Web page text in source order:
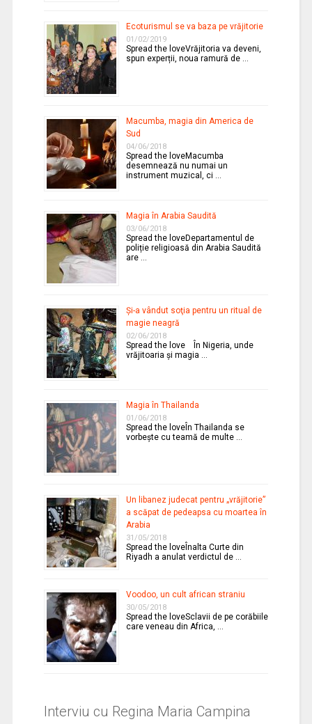
Ecoturismul se va baza pe vrăjitorie
01/02/2019
Spread the loveVrăjitoria va deveni,
spun experții, noua ramură de …
Macumba, magia din America de
Sud
04/06/2018
Spread the loveMacumba
desemnează nu numai un
instrument muzical, ci …
Magia în Arabia Saudită
03/06/2018
Spread the loveDepartamentul de
poliție religioasă din Arabia Saudită
are …
Şi-a vândut soţia pentru un ritual de
magie neagră
02/06/2018
Spread the love În Nigeria, unde
vrăjitoaria şi magia …
Magia în Thailanda
01/06/2018
Spread the loveÎn Thailanda se
vorbeşte cu teamă de multe …
Un libanez judecat pentru „vrăjitorie”
a scăpat de pedeapsa cu moartea în
Arabia
31/05/2018
Spread the loveÎnalta Curte din
Riyadh a anulat verdictul de …
Voodoo, un cult african straniu
30/05/2018
Spread the loveSclavii de pe corăbiile
care veneau din Africa, …
Interviu cu Regina Maria Campina